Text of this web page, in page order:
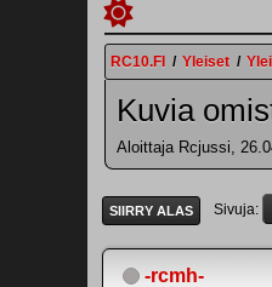
RC10.FI / Yleiset /
Kuvia
Aloittaja Rcjussi,
SIIRRY ALAS Sivuja
-rcmh-